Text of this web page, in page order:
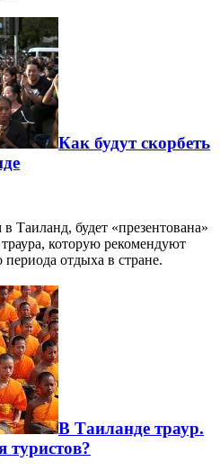
Как будут скорбеть
Таиланд, будет «презентована»
которую рекомендуют
периода отдыха в стране.
В Таиланде траур.
туристов?